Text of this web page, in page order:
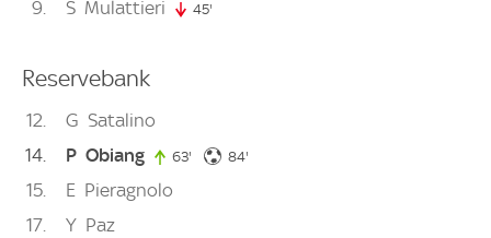
9 S Mulattieri 45'
Reservebank
12 G Satalino
14
P Obiang 63' 63. minute
84'
15 E Pieragnolo
17
Y Paz